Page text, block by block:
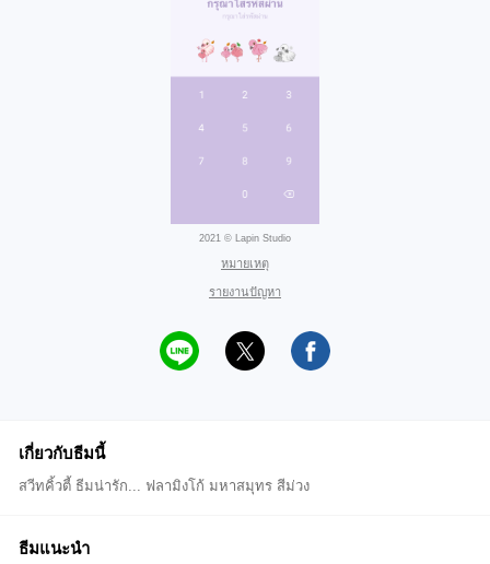
2021 © Lapin Studio
หมายเหตุ
รายงานปัญหา
เกี่ยวกับธีมนี้
สวีทคิ้วตี้ ธีมน่ารัก... ฟลามิงโก้ มหาสมุทร สีม่วง
ธีมแนะนำ